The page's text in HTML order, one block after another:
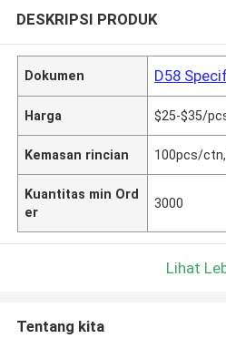
DESKRIPSI PRODUK
Dokumen D58
Harga $25-$35/
Kemasan rincian 100pcs/
Kuantitas min Ord
er
3000
Lihat
Tentang kita